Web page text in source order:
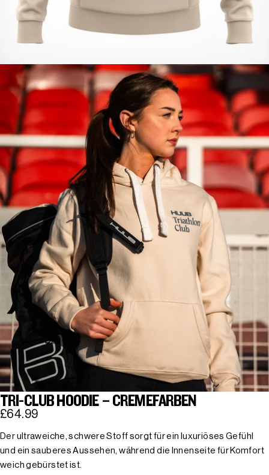
TRI-CLUB HOODIE – CREMEFARBEN
£64.99
Der ultraweiche, schwere Stoff sorgt für ein luxuriöses Gefühl
und ein sauberes Aussehen, während die Innenseite für Komfort
weich gebürstet ist.